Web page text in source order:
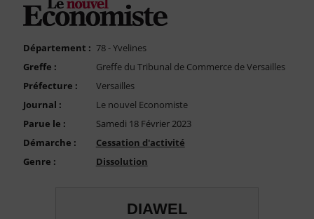
FAQ
Nous Contacter
Compte PRO
Département : 78 - Yvelines
Greffe :
Greffe du Tribunal de Commerce de Versailles
Préfecture :
Versailles
Journal :
Le nouvel Economiste
Parue le :
Samedi 18 Février 2023
Démarche :
Cessation d'activité
Genre :
Dissolution
DIAWEL